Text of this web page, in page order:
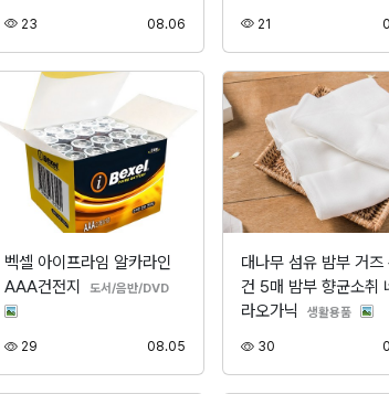
23 08.06등록 21조회
벡셀 아이프라임 알카라인
AAA건전지
도서/음반/DVD분류
29 08.05등록
대나무 섬유 밤부 거즈
건 5매 밤부 향균소취
라오가닉
생활용품분류
30조회